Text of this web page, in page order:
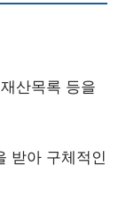
산목록 등을
받아 구체적인